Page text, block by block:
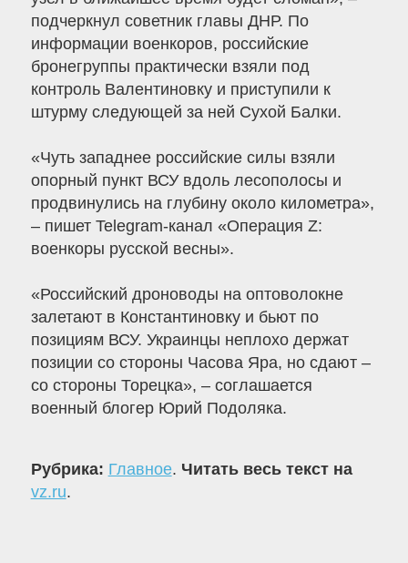
подчеркнул советник главы ДНР. По
информации военкоров, российские
бронегруппы практически взяли под
контроль Валентиновку и приступили к
штурму следующей за ней Сухой Балки.
«Чуть западнее российские силы взяли
опорный пункт ВСУ вдоль лесополосы и
продвинулись на глубину около километра»,
– пишет Telegram-канал «Операция Z:
военкоры русской весны».
«Российский дроноводы на оптоволокне
залетают в Константиновку и бьют по
позициям ВСУ. Украинцы неплохо держат
позиции со стороны Часова Яра, но сдают –
со стороны Торецка», – соглашается
военный блогер Юрий Подоляка.
Рубрика: Главное. Читать весь текст на
vz.ru.